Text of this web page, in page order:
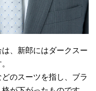
、新郎にはダークスー
のスーツを指し、ブラ